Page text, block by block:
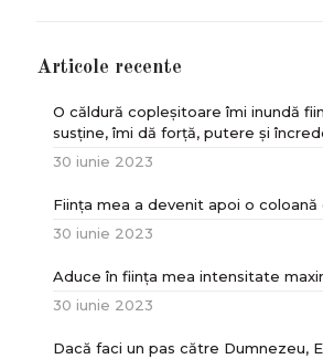
Articole recente
O căldură copleșitoare îmi inundă
susține, îmi dă forță, putere și
30 iunie 2023
Ființa mea a devenit apoi o coloană
30 iunie 2023
Aduce în ființa mea intensitate
30 iunie 2023
Dacă faci un pas către Dumnezeu,